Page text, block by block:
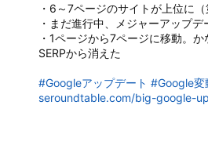
・6～7ページのサイトが上位に（
・まだ進行中、メジャーアップデ
・1ページから7ページに移動。
SERPから消えた
#Googleアップデート #Google変
seroundtable.com/big-google-